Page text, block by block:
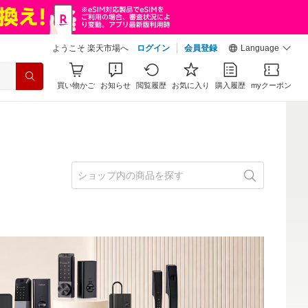
ようこそ 楽天市場へ ログイン 会員登録 Language
買い物かご お知らせ 閲覧履歴 お気に入り 購入履歴 myクーポン